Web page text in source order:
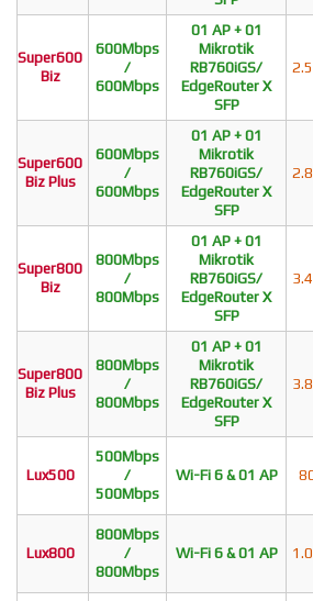
Super600
Biz
600Mbps
/
600Mbps
01 AP + 01
Mikrotik
RB760iGS/
EdgeRouter X
SFP
Super600
Biz Plus
600Mbps
/
600Mbps
01 AP + 01
Mikrotik
RB760iGS/
EdgeRouter X
SFP
Super800
Biz
800Mbps
/
800Mbps
01 AP + 01
Mikrotik
RB760iGS/
EdgeRouter X
SFP
Super800
Biz Plus
800Mbps
/
800Mbps
01 AP + 01
Mikrotik
RB760iGS/
EdgeRouter X
SFP
Lux500
500Mbps
/
500Mbps
Wi-Fi 6 & 01 AP
Lux800
800Mbps
/
800Mbps
Wi-Fi 6 & 01 AP